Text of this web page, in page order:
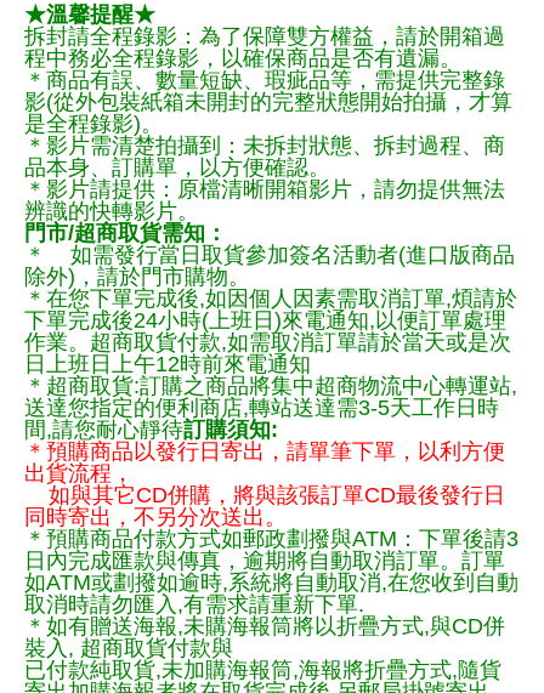
★溫馨提醒★
拆封請全程錄影：為了保障雙方權益，請於開箱過
程中務必全程錄影，以確保商品是否有遺漏。
＊商品有誤、數量短缺、瑕疵品等，需提供完整錄
影(從外包裝紙箱未開封的完整狀態開始拍攝，才算
是全程錄影)。
＊影片需清楚拍攝到：未拆封狀態、拆封過程、商
品本身、訂購單，以方便確認。
＊影片請提供：原檔清晰開箱影片，請勿提供無法
辨識的快轉影片。
門市/超商取貨需知：
＊ 如需發行當日取貨參加簽名活動者(進口版商品
除外)，請於門市購物。
＊在您下單完成後,如因個人因素需取消訂單,煩請於
下單完成後24小時(上班日)來電通知,以便訂單處理
作業。超商取貨付款,如需取消訂單請於當天或是次
日上班日上午12時前來電通知
＊超商取貨:訂購之商品將集中超商物流中心轉運站,
送達您指定的便利商店,轉站送達需3-5天工作日時
間,請您耐心靜待訂購須知:
＊預購商品以發行日寄出，請單筆下單，以利方便
出貨流程，
如與其它CD併購，將與該張訂單CD最後發行日
同時寄出，不另分次送出。
＊預購商品付款方式如郵政劃撥與ATM：下單後請3
日內完成匯款與傳真，逾期將自動取消訂單。訂單
如ATM或劃撥如逾時,系統將自動取消,在您收到自動
取消時請勿匯入,有需求請重新下單.
＊如有贈送海報,未購海報筒將以折疊方式,與CD併
裝入, 超商取貨付款與
已付款純取貨,未加購海報筒,海報將折疊方式,隨貨